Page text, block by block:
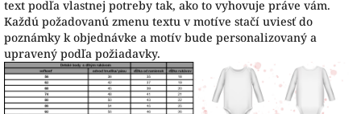
text podľa vlastnej potreby tak, ako to vyhovuje práve vám.
Každú požadovanú zmenu textu v motíve stačí uviesť do
poznámky k objednávke a motív bude personalizovaný a
upravený podľa požiadavky.